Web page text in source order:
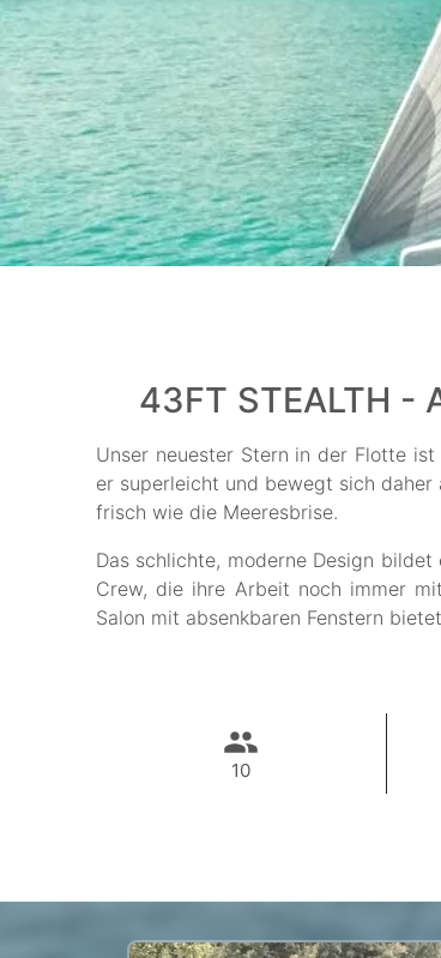
43FT STEALTH -
Unser neuester Stern in der Flotte
er superleicht und bewegt sich
frisch wie die Meeresbrise.
Das schlichte, moderne Design
Crew, die ihre Arbeit noch immer
Salon mit absenkbaren Fenstern
10